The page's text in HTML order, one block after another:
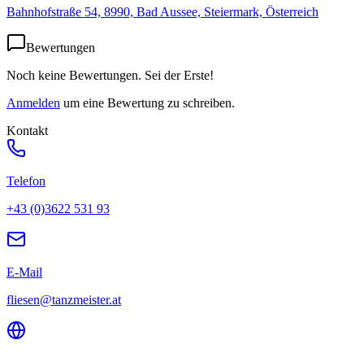
Bahnhofstraße 54, 8990, Bad Aussee, Steiermark, Österreich
Bewertungen
Noch keine Bewertungen. Sei der Erste!
Anmelden um eine Bewertung zu schreiben.
Kontakt
Telefon
+43 (0)3622 531 93
E-Mail
fliesen@tanzmeister.at